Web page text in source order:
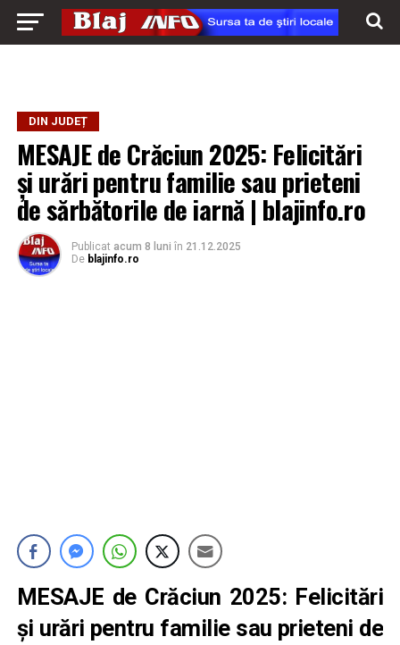
DIN JUDEȚ
MESAJE de Crăciun 2025: Felicitări
și urări pentru familie sau prieteni
de sărbătorile de iarnă | blajinfo.ro
Publicat acum 8 luni în 21.12.2025
De blajinfo.ro
MESAJE de Crăciun 2025: Felicitări
și urări pentru familie sau prieteni de